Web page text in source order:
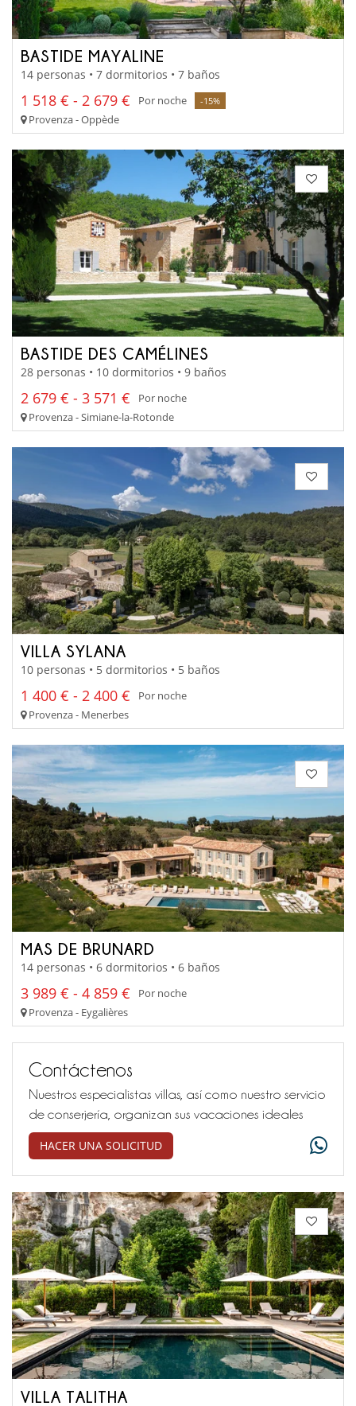
BASTIDE MAYALINE
14 personas • 7 dormitorios • 7 baños
1 518 € - 2 679 € Por noche -15%
Provenza - Oppède
BASTIDE DES CAMÉLINES
28 personas • 10 dormitorios • 9 baños
2 679 € - 3 571 €
Por noche
Provenza - Simiane-la-Rotonde
VILLA SYLANA
10 personas • 5 dormitorios • 5 baños
1 400 € - 2 400 €
Por noche
Provenza - Menerbes
MAS DE BRUNARD
14 personas • 6 dormitorios • 6 baños
3 989 € - 4 859 €
Por noche
Provenza - Eygalières
Contáctenos
Nuestros especialistas villas, así como nuestro servicio
de conserjería, organizan sus vacaciones ideales
HACER UNA SOLICITUD
VILLA TALITHA